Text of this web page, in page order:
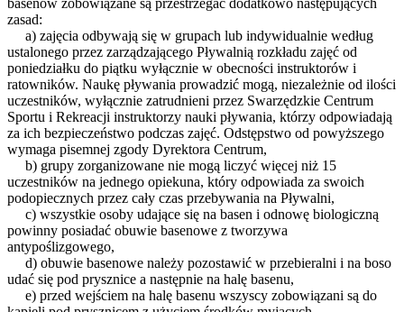
zasad:
a) zajęcia odbywają się w grupach lub indywidualnie według
ustalonego przez zarządzającego Pływalnią rozkładu zajęć od
poniedziałku do piątku wyłącznie w obecności instruktorów i
ratowników. Naukę pływania prowadzić mogą, niezależnie od ilości
uczestników, wyłącznie zatrudnieni przez Swarzędzkie Centrum
Sportu i Rekreacji instruktorzy nauki pływania, którzy odpowiadają
za ich bezpieczeństwo podczas zajęć. Odstępstwo od powyższego
wymaga pisemnej zgody Dyrektora Centrum,
b) grupy zorganizowane nie mogą liczyć więcej niż 15
uczestników na jednego opiekuna, który odpowiada za swoich
podopiecznych przez cały czas przebywania na Pływalni,
c) wszystkie osoby udające się na basen i odnowę biologiczną
powinny posiadać obuwie basenowe z tworzywa
antypoślizgowego,
d) obuwie basenowe należy pozostawić w przebieralni i na boso
udać się pod prysznice a następnie na halę basenu,
e) przed wejściem na halę basenu wszyscy zobowiązani są do